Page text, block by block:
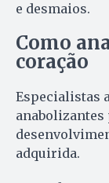
e desmaios.
Como
coração
Especialistas
adquirida.